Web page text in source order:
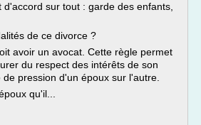
d'accord sur tout : garde des enfants,
de ce divorce ?
avoir un avocat. Cette règle permet
du respect des intérêts de son
pression d'un époux sur l'autre.
qu'il...